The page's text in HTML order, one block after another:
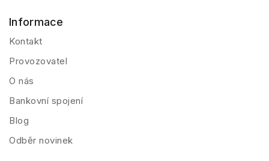
Informace
Kontakt
Provozovatel
O nás
Bankovní spojení
Blog
Odběr novinek